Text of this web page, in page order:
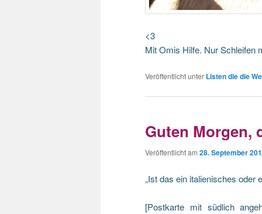
<3
Mit Omis Hilfe. Nur Schleifen
Veröffentlicht unter Listen die die
Guten Morgen,
Veröffentlicht am 28. September
„Ist das ein italienisches oder
[Postkarte mit südlich